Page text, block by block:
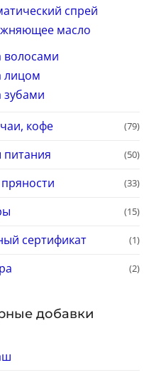
спрей
масло
волосами
лицом
зубами
кофе
(79)
питания (50)
(33)
(15)
сертификат (1)
(2)
добавки